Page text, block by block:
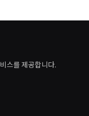
스를 제공합니다.